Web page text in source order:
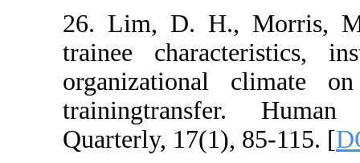
26. Lim, D.
trainee
Quarterly,